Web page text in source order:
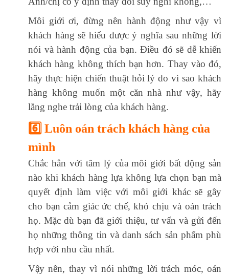
Môi giới ơi, đừng nên hành động như vậy vì
khách hàng sẽ hiểu được ý nghĩa sau những lời
nói và hành động của bạn. Điều đó sẽ dễ khiến
khách hàng không thích bạn hơn. Thay vào đó,
hãy thực hiện chiến thuật hỏi lý do vì sao khách
hàng không muốn một căn nhà như vậy, hãy
lắng nghe trải lòng của khách hàng.
6️⃣ Luôn oán trách khách hàng của
mình
Chắc hẳn với tâm lý của môi giới bất động sản
nào khi khách hàng lựa không lựa chọn bạn mà
quyết định làm việc với môi giới khác sẽ gây
cho bạn cảm giác ức chế, khó chịu và oán trách
họ. Mặc dù bạn đã giới thiệu, tư vấn và gửi đến
họ những thông tin và danh sách sản phẩm phù
hợp với nhu cầu nhất.
Vậy nên, thay vì nói những lời trách móc, oán